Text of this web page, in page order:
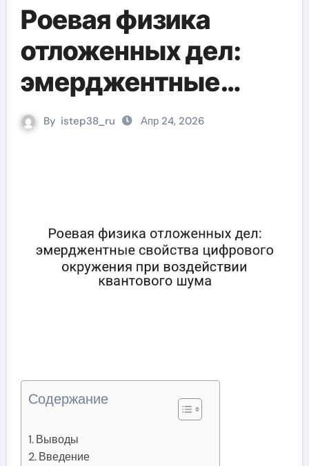
Роевая физика
отложенных дел:
эмерджентные
свойства цифрового
By istep38_ru Апр 24, 2026
Содержание
Выводы
Введение